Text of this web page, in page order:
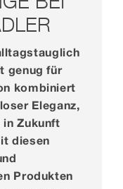
genug für
kombiniert
Eleganz,
in Zukunft
diesen
Produkten